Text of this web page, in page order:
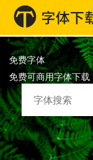
免费字体
免费可商用字体下载